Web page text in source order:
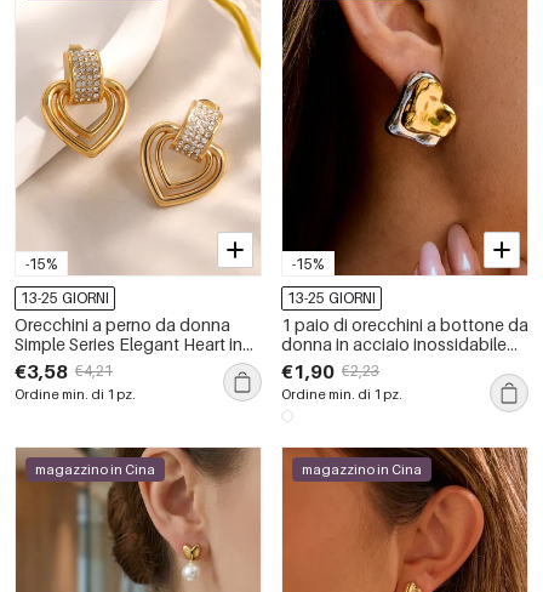
-15%
13-25 GIORNI
Orecchini a perno da donna
Simple Series Elegant Heart in
acciaio inossidabile,
impermeabili, color oro.
€3,58 €4,21
Ordine min. di 1 pz.
-15%
13-25 GIORNI
1 paio di orecchini a bottone da
donna in acciaio inossidabile
color oro, impermeabili, a forma
di cuore, serie semplice
€1,90 €2,23
Ordine min. di 1 pz.
magazzino in Cina magazzino in Cina